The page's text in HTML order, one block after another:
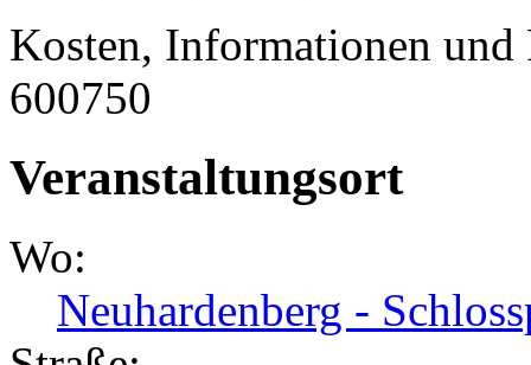
Kosten, Informationen
600750
Veranstaltungsort
Wo:
Neuhardenberg -